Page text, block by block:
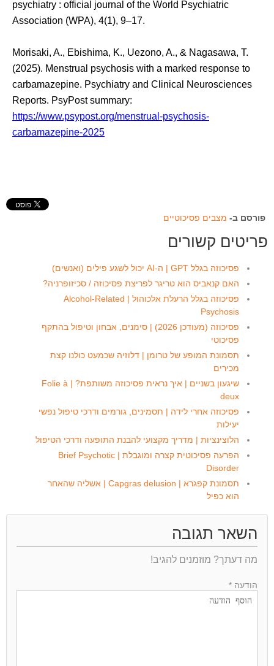
psychiatry : official journal of the World Psychiatric
Association (WPA), 4(1), 9–17.
Morisaki, A., Ebishima, K., Uezono, A., & Nagasawa, T.
(2025). Menstrual psychosis with a marked response to
carbamazepine. Psychiatry and Clinical Neurosciences
Reports. PsyPost summary:
https://www.psypost.org/menstrual-psychosis-
carbamazepine-2025
פורסם ב- מצבים פסיכוטיים
פריטים קשורים
פסיכוזה בגלל GPT | ה-AI יכול לשגע פילים (ואנשים)
האם קנאביס הוא טריגר לפריצת פסיכוזה / סכיזופרניה?
פסיכוזה בגלל הרעלת אלכוהול | Alcohol-Related
Psychosis
פסיכוזה (מעודכן 2026) | סימנים, אבחון וטיפול בהתקף
פסיכוטי
תסמונת המופע של טרומן | דלוזיה שכמעט כולנו קצת
מכירים
שיגעון בשניים | איך נראית פסיכוזה משותפת? | Folie à
deux
פסיכוזה אחרי לידה | תסמינים, גורמים ודרכי טיפול נפשי
יעילות
הלוצינציות | מדריך מקצועי להבנת התופעה ודרכי הטיפול
הפרעה פסיכוטית קצרה ומוגבלת | Brief Psychotic
Disorder
תסמונת קפגרא | Capgras delusion | אשליה שהאחר
הוא כפיל
השאר תגובה
מה דעתך? מוזמנים להגיב!
הודעה *